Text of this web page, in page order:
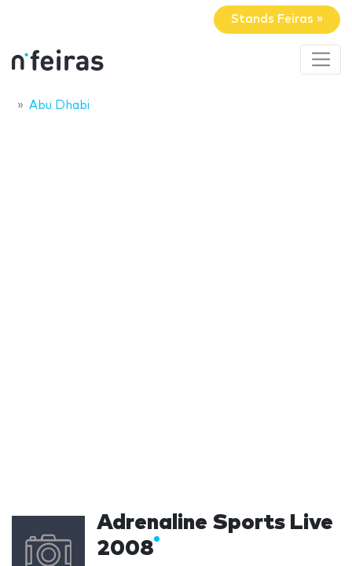
Stands Feiras »
Abu Dhabi
Adrenaline Sports Live
2008